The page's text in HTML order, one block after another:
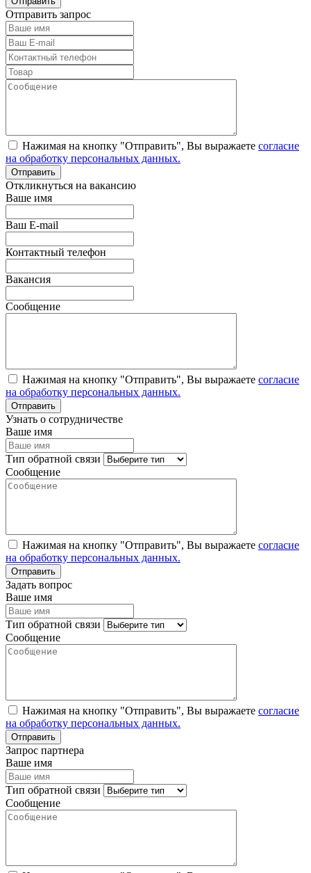
Отправить запрос
Нажимая на кнопку "Отправить", Вы выражаете согласие
на обработку персональных данных.
Откликнуться на вакансию
Ваше имя
Ваш E-mail
Контактный телефон
Вакансия
Сообщение
Нажимая на кнопку "Отправить", Вы выражаете согласие
на обработку персональных данных.
Узнать о сотрудничестве
Ваше имя
Тип обратной связи
Сообщение
Нажимая на кнопку "Отправить", Вы выражаете согласие
на обработку персональных данных.
Задать вопрос
Ваше имя
Тип обратной связи
Сообщение
Нажимая на кнопку "Отправить", Вы выражаете согласие
на обработку персональных данных.
Запрос партнера
Ваше имя
Тип обратной связи
Сообщение